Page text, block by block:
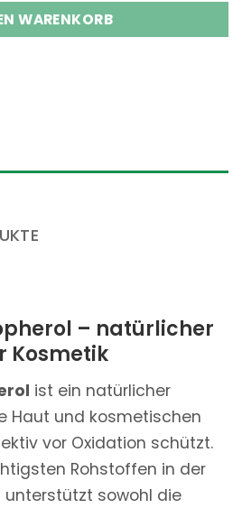
WARENKORB
– natürlicher
Kosmetik
ist ein natürlicher
Haut und kosmetischen
vor Oxidation schützt.
Rohstoffen in der
sowohl die